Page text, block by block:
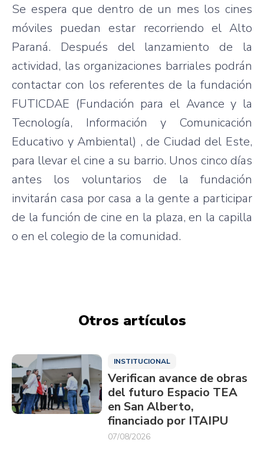
Se espera que dentro de un mes los cines
móviles puedan estar recorriendo el Alto
Paraná. Después del lanzamiento de la
actividad, las organizaciones barriales podrán
contactar con los referentes de la fundación
FUTICDAE (Fundación para el Avance y la
Tecnología, Información y Comunicación
Educativo y Ambiental) , de Ciudad del Este,
para llevar el cine a su barrio. Unos cinco días
antes los voluntarios de la fundación
invitarán casa por casa a la gente a participar
de la función de cine en la plaza, en la capilla
o en el colegio de la comunidad.
Otros artículos
INSTITUCIONAL
Verifican avance de obras
del futuro Espacio TEA
en San Alberto,
financiado por ITAIPU
07/08/2026